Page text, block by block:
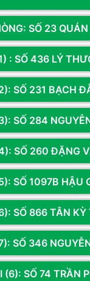
lại chất lượng
tốc độ phản hồi
sRGB, đảm bảo
xé hình
AMD FreeSync &
xé hình, giật
lợi
Sản phẩm đã
SỐ 23
: SỐ 436 LÝ
SỐ 231 BẠCH
SỐ 284
SỐ 260 ĐẶNG
SỐ 1097B HẬU
SỐ 866 TÂN KỲ
SỐ 346
(6): SỐ 74 TRẦN